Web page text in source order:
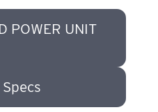
POWER UNIT